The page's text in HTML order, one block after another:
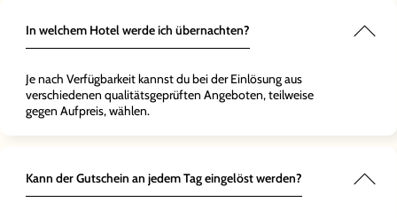
In welchem Hotel werde ich übernachten?
Je nach Verfügbarkeit kannst du bei der Einlösung aus
verschiedenen qualitätsgeprüften Angeboten, teilweise
gegen Aufpreis, wählen.
Kann der Gutschein an jedem Tag eingelöst werden?